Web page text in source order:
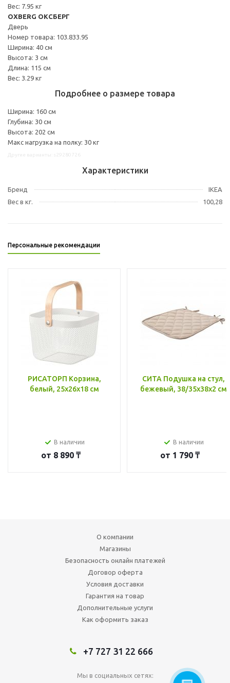
Вес: 7.95 кг
OXBERG ОКСБЕРГ
Дверь
Номер товара: 103.833.95
Ширина: 40 см
Высота: 3 см
Длина: 115 см
Вес: 3.29 кг
Подробнее о размере товара
Ширина: 160 см
Глубина: 30 см
Высота: 202 см
Макс нагрузка на полку: 30 кг
Характеристики
Бренд
IKEA
Вес в кг.
100,28
Персональные рекомендации
РИСАТОРП Корзина,
белый, 25x26x18 см
В наличии
от 8 890 ₸
СИТА Подушка на стул,
бежевый, 38/35x38x2 см
В наличии
от 1 790 ₸
О компании
Магазины
Безопасность онлайн платежей
Договор оферта
Условия доставки
Гарантия на товар
Дополнительные услуги
Как оформить заказ
+7 727 31 22 666
Мы в социальных сетях: